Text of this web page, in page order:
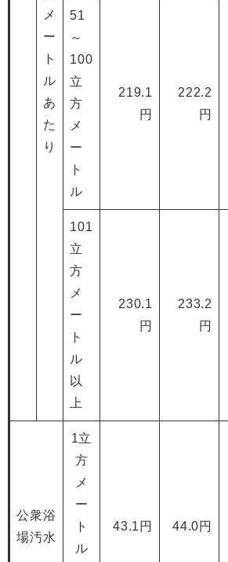
メ
ー
ト
ル
あ
た
り
51
～
100
立
方
メ
ー
ト
ル
219.1
円
222.2
円
101
立
方
メ
ー
ト
ル
以
上
230.1
円
233.2
円
公衆浴
場汚水
1立
方
メ
ー
ト
ル
43.1円 44.0円